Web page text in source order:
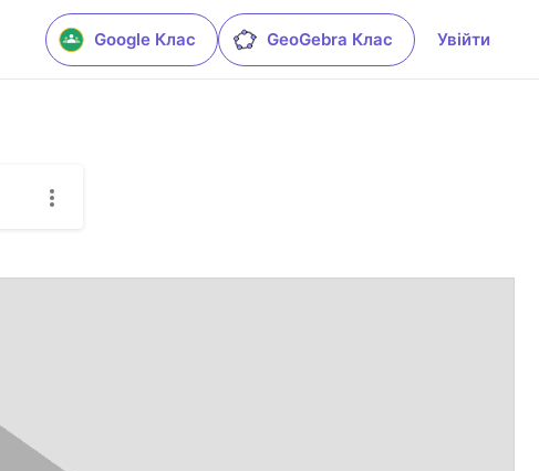
Google Клас GeoGebra Клас Увійти